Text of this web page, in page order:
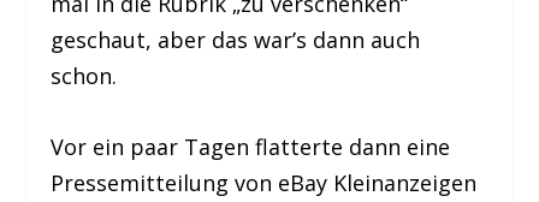
geschaut, aber das war’s dann auch
schon.
Vor ein paar Tagen flatterte dann eine
Pressemitteilung von eBay Kleinanzeigen